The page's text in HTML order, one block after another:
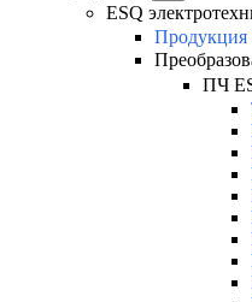
ESQ
Продукция
ПЧ